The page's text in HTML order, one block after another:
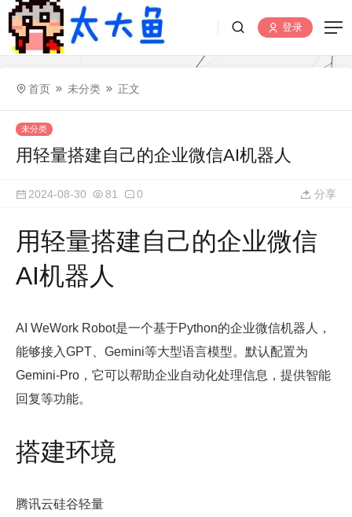
登录
首页 未分类 正文
未分类
用轻量搭建自己的企业微信AI机器人
2024-08-30 81 0 分享
用轻量搭建自己的企业微信
AI机器人
AI WeWork Robot是一个基于Python的企业微信机器人，
能够接入GPT、Gemini等大型语言模型。默认配置为
Gemini-Pro，它可以帮助企业自动化处理信息，提供智能
回复等功能。
搭建环境
腾讯云硅谷轻量